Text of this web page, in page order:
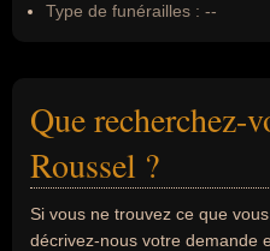
Type de funérailles : --
Que recherchez-
Roussel ?
Si vous ne trouvez ce que
décrivez-nous votre demande